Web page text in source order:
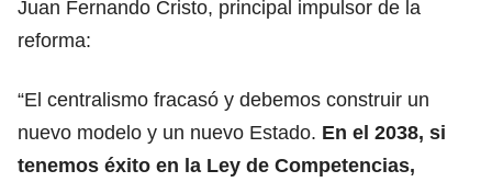
Juan Fernando Cristo, principal impulsor de la
reforma:
“El centralismo fracasó y debemos construir un
nuevo modelo y un nuevo Estado. En el 2038, si
tenemos éxito en la Ley de Competencias,